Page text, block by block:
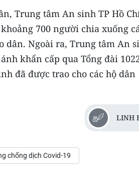
Trung tâm An sinh TP Hồ
700 người chia xuống
dân. Ngoài ra, Trung tâm An
khẩn cấp qua Tổng đài
đã được trao cho các hộ dân
LINH
chống dịch Covid-19